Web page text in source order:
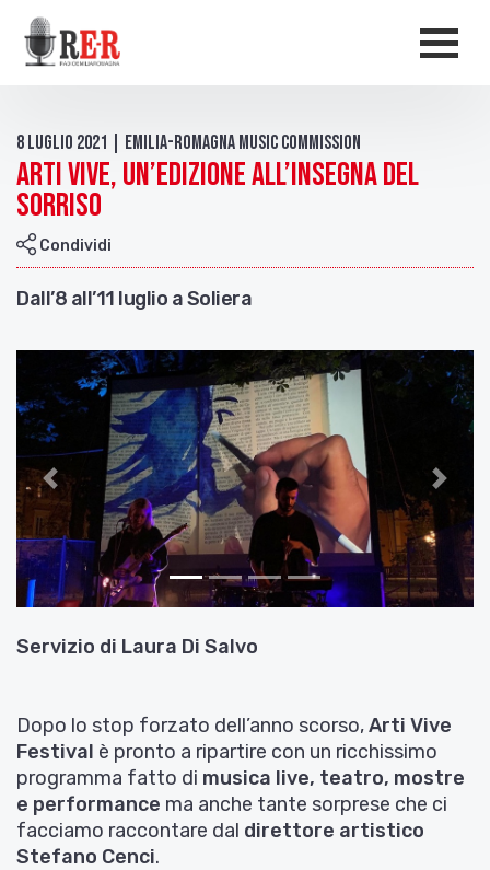
Salta al contenuto principale
8 Luglio 2021 | Emilia-Romagna Music Commission
Arti vive, un’edizione all’insegna del
sorriso
Condividi
Dall’8 all’11 luglio a Soliera
Indietro
Servizio di Laura Di Salvo
Dopo lo stop forzato dell’anno scorso,Arti Vive
Festival è pronto a ripartire con un ricchissimo
programma fatto di musica live, teatro, mostre
e performance ma anche tante sorprese che ci
facciamo raccontare dal direttore artistico
Stefano Cenci.